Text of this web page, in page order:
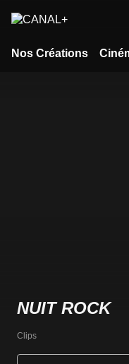
Nos Créations
NUIT ROCK
Clips